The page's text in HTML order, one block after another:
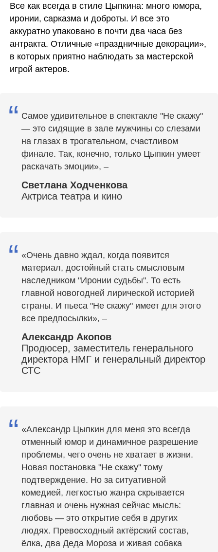
Все как всегда в стиле Цыпкина: много юмора,
иронии, сарказма и доброты. И все это
аккуратно упаковано в почти два часа без
антракта. Отличные «праздничные декорации»,
в которых приятно наблюдать за мастерской
игрой актеров.
“ Самое удивительное в спектакле "Не скажу"
— это сидящие в зале мужчины со слезами
на глазах в трогательном, счастливом
финале. Так, конечно, только Цыпкин умеет
раскачать эмоции», –
Светлана Ходченкова
Актриса театра и кино
“ «Очень давно ждал, когда появится
материал, достойный стать смысловым
наследником "Иронии судьбы". То есть
главной новогодней лирической историей
страны. И пьеса "Не скажу" имеет для этого
все предпосылки», –
Александр Акопов
Продюсер, заместитель генерального
директора НМГ и генеральный директор
СТС
“ «Александр Цыпкин для меня это всегда
отменный юмор и динамичное разрешение
проблемы, чего очень не хватает в жизни.
Новая постановка "Не скажу" тому
подтверждение. Но за ситуативной
комедией, легкостью жанра скрывается
главная и очень нужная сейчас мысль:
любовь — это открытие себя в других
людях. Превосходный актёрский состав,
ёлка, два Деда Мороза и живая собака